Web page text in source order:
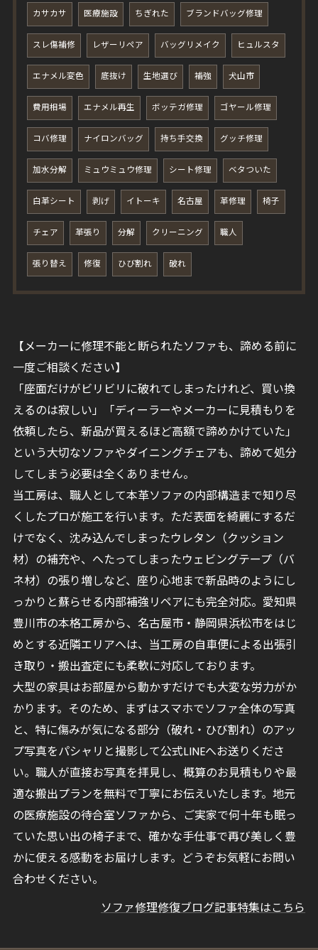
カサカサ 医療施設 ちぎれた ブランドバッグ修理
スレ傷補修 レザーリペア バッグリメイク ヒュルスタ
エナメル変色 底抜け 生地選び 補強 犬山市
費用相場 エナメル再生 ボッテガ修理 ゴヤール修理
コバ修理 ナイロンバッグ 持ち手交換 グッチ修理
加水分解 ミュウミュウ修理 シート修理 ベタついた
白革シート 剥げ イトーキ 名古屋 革修理 椅子
チェア 革張り 分解 クリーニング 職人
張り替え 修復 ひび割れ 破れ
【メーカーに修理不能と断られたソファも、諦める前に
一度ご相談ください】
「座面だけがビリビリに破れてしまったけれど、買い換
えるのは寂しい」「ディーラーやメーカーに見積もりを
依頼したら、新品が買えるほど高額で諦めかけていた」
という大切なソファやダイニングチェアも、諦めて処分
してしまう必要は全くありません。
当工房は、職人として本革ソファの内部構造まで知り尽
くしたプロが施工を行います。ただ表面を綺麗にするだ
けでなく、沈み込んでしまったウレタン（クッション
材）の補充や、へたってしまったウェビングテープ（バ
ネ材）の張り増しなど、座り心地まで新品時のようにし
っかりと蘇らせる内部補強リペアにも完全対応。愛知県
豊川市の本格工房から、名古屋市・静岡県浜松市をはじ
めとする近隣エリアへは、当工房の自車便による出張引
き取り・搬出査定にも柔軟に対応しております。
大型の家具はお部屋から動かすだけでも大変な労力がか
かります。そのため、まずはスマホでソファ全体の写真
と、特に傷みが気になる部分（破れ・ひび割れ）のアッ
プ写真をパシャリと撮影して公式LINEへお送りくださ
い。職人が直接お写真を拝見し、概算のお見積もりや最
適な搬出プランを無料で丁寧にお伝えいたします。地元
の医療施設の待合室ソファから、ご実家で何十年も眠っ
ていた思い出の椅子まで、確かな手仕事で再び美しく豊
かに使える感動をお届けします。どうぞお気軽にお問い
合わせください。
ソファ修理修復ブログ記事特集はこちら